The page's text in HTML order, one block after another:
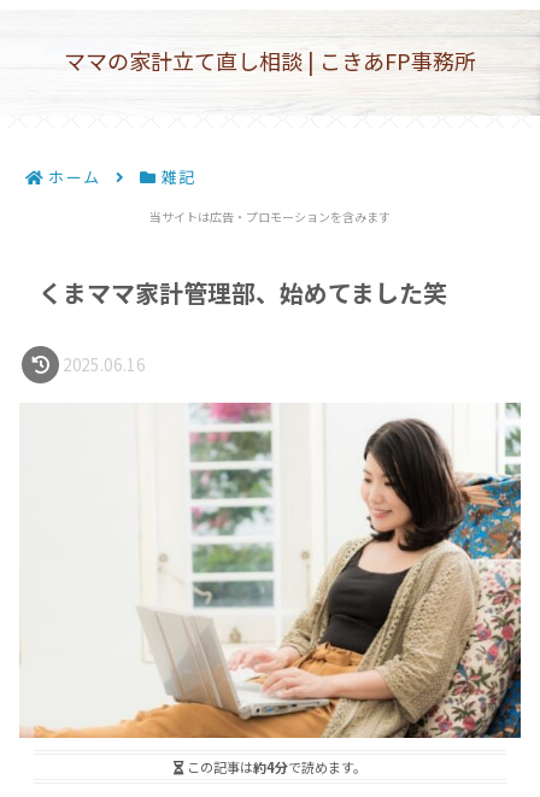
ママの家計立て直し相談 | こきあFP事務所
ホーム 雑記
当サイトは広告・プロモーションを含みます
くまママ家計管理部、始めてました笑
2025.06.16
この記事は約4分で読めます。